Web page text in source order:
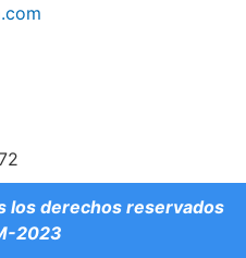
los derechos reservados
2023